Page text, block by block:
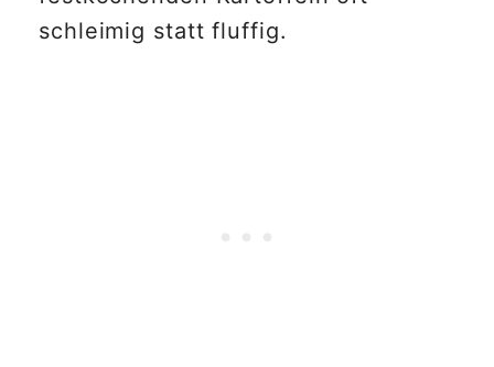
schleimig statt fluffig.